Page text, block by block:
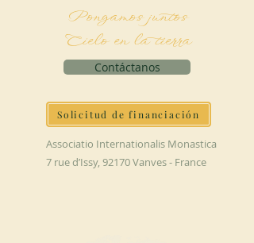
Pongamos juntos
Cielo en la tierra
Contáctanos
Solicitud de financiación
Associatio Internationalis Monastica
7 rue d’Issy, 92170 Vanves - France